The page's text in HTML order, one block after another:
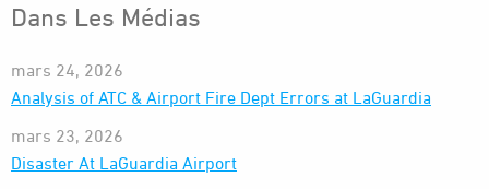
Dans Les Médias
mars 24, 2026
Analysis of ATC & Airport Fire Dept Errors at LaGuardia
mars 23, 2026
Disaster At LaGuardia Airport